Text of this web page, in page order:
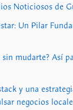
Noticiosos de
Un Pilar
sin mudarte? Así
y una
negocios